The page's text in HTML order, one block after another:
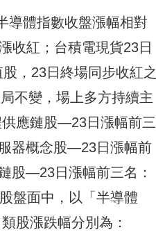
導體指數收盤漲幅相對
收紅；台積電現貨23日
，23日終場同步收紅之
不變，場上多方持續主
應鏈股—23日漲幅前三
器概念股—23日漲幅前
股—23日漲幅前三名：
盤面中，以「半導體
股漲跌幅分別為：